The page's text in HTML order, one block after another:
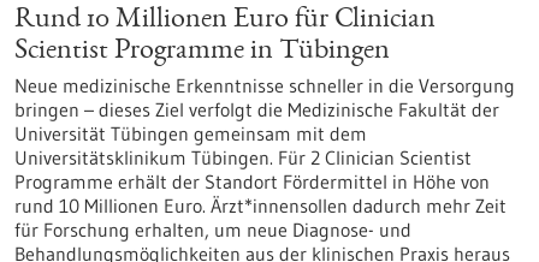
Rund 10 Millionen Euro für Clinician
Scientist Programme in Tübingen
Neue medizinische Erkenntnisse schneller in die Versorgung
bringen – dieses Ziel verfolgt die Medizinische Fakultät der
Universität Tübingen gemeinsam mit dem
Universitätsklinikum Tübingen. Für 2 Clinician Scientist
Programme erhält der Standort Fördermittel in Höhe von
rund 10 Millionen Euro. Ärzt*innensollen dadurch mehr Zeit
für Forschung erhalten, um neue Diagnose- und
Behandlungsmöglichkeiten aus der klinischen Praxis heraus